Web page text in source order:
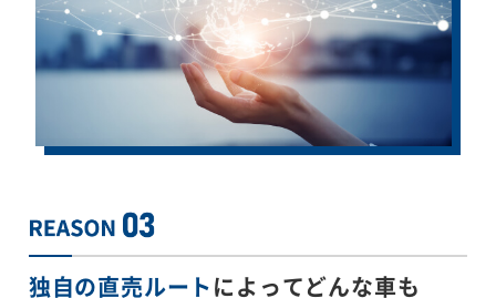
独自の直売ルートによってどんな車も